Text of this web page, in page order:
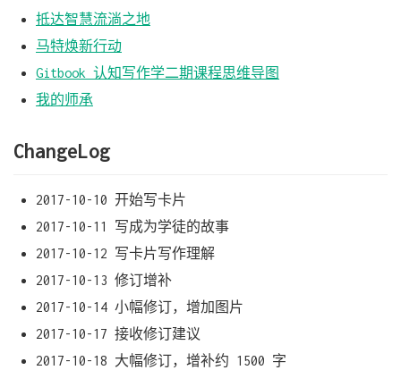
抵达智慧流淌之地
马特焕新行动
Gitbook 认知写作学二期课程思维导图
我的师承
ChangeLog
2017-10-10 开始写卡片
2017-10-11 写成为学徒的故事
2017-10-12 写卡片写作理解
2017-10-13 修订增补
2017-10-14 小幅修订，增加图片
2017-10-17 接收修订建议
2017-10-18 大幅修订，增补约 1500 字